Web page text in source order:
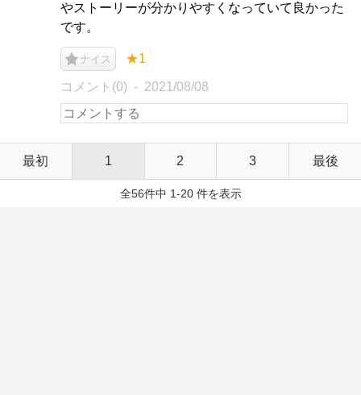
やストーリーが分かりやすくなっていて良かった
です。
ナイス ★1
コメント(0) 2021/08/08
最初 1 2 3 最後
全56件中 1-20 件を表示